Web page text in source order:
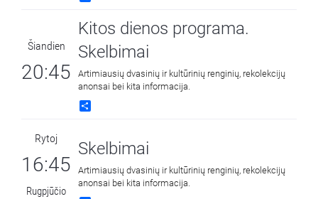
Šiandien
20:45
Kitos dienos programa.
Skelbimai
Artimiausių dvasinių ir kultūrinių renginių, rekolekcijų
anonsai bei kita informacija.
Rytoj
16:45
Rugpjūčio
Skelbimai
Artimiausių dvasinių ir kultūrinių renginių, rekolekcijų
anonsai bei kita informacija.